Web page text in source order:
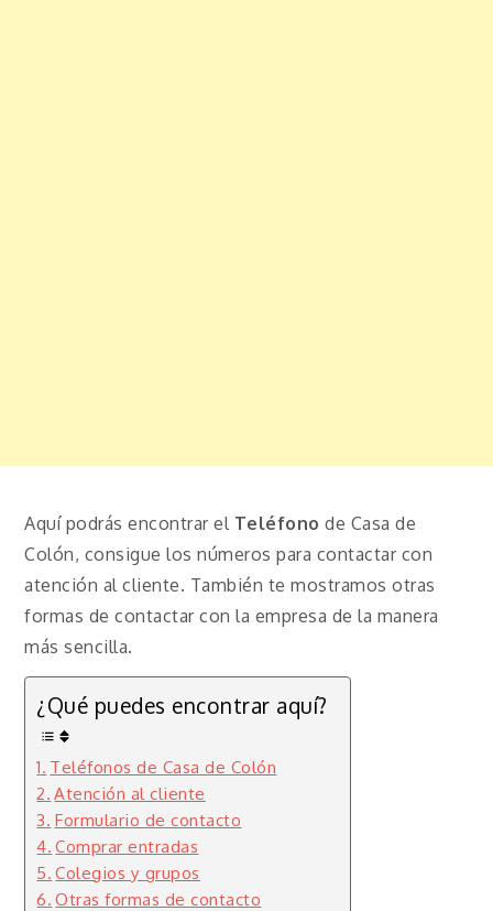
Aquí podrás encontrar el Teléfonode Casa de
Colón, consigue los números para contactar con
atención al cliente. También te mostramos otras
formas de contactar con la empresa de la manera
más sencilla.
¿Qué puedes encontrar aquí?
Teléfonos de Casa de Colón
Atención al cliente
Formulario de contacto
Comprar entradas
Colegios y grupos
Otras formas de contacto